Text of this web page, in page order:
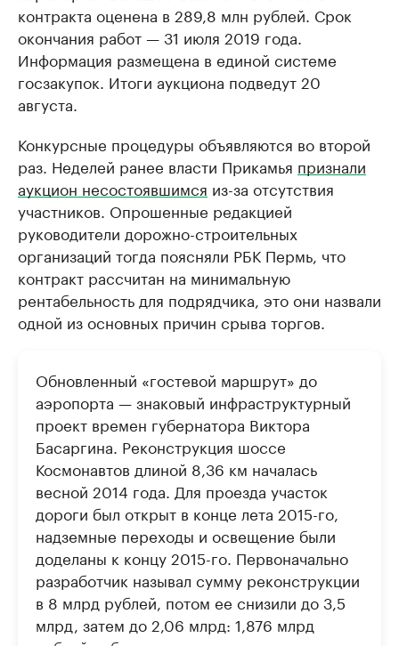
контракта оценена в 289,8 млн рублей. Срок
окончания работ — 31 июля 2019 года.
Информация размещена в единой системе
госзакупок. Итоги аукциона подведут 20
августа.
Конкурсные процедуры объявляются во второй
раз. Неделей ранее власти Прикамья признали
аукцион несостоявшимся из-за отсутствия
участников. Опрошенные редакцией
руководители дорожно-строительных
организаций тогда поясняли РБК Пермь, что
контракт рассчитан на минимальную
рентабельность для подрядчика, это они назвали
одной из основных причин срыва торгов.
Обновленный «гостевой маршрут» до
аэропорта — знаковый инфраструктурный
проект времен губернатора Виктора
Басаргина. Реконструкция шоссе
Космонавтов длиной 8,36 км началась
весной 2014 года. Для проезда участок
дороги был открыт в конце лета 2015-го,
надземные переходы и освещение были
доделаны к концу 2015-го. Первоначально
разработчик называл сумму реконструкции
в 8 млрд рублей, потом ее снизили до 3,5
млрд, затем до 2,06 млрд: 1,876 млрд